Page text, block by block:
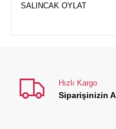
SALINCAK OYLAT
Hızlı Kargo
Siparişinizin